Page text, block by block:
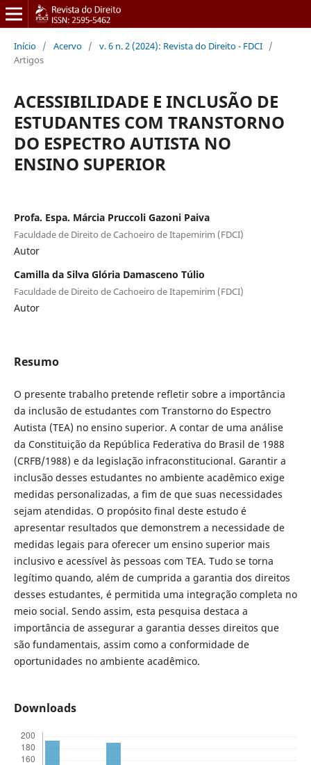
Início / Acervo / v. 6 n. 2 (2024): Revista do Direito - FDCI /
Artigos
ACESSIBILIDADE E INCLUSÃO DE
ESTUDANTES COM TRANSTORNO
DO ESPECTRO AUTISTA NO
ENSINO SUPERIOR
Profa. Espa. Márcia Pruccoli Gazoni Paiva
Faculdade de Direito de Cachoeiro de Itapemirim (FDCI)
Autor
Camilla da Silva Glória Damasceno Túlio
Faculdade de Direito de Cachoeiro de Itapemirim (FDCI)
Autor
Resumo
O presente trabalho pretende refletir sobre a importância
da inclusão de estudantes com Transtorno do Espectro
Autista (TEA) no ensino superior. A contar de uma análise
da Constituição da República Federativa do Brasil de 1988
(CRFB/1988) e da legislação infraconstitucional. Garantir a
inclusão desses estudantes no ambiente acadêmico exige
medidas personalizadas, a fim de que suas necessidades
sejam atendidas. O propósito final deste estudo é
apresentar resultados que demonstrem a necessidade de
medidas legais para oferecer um ensino superior mais
inclusivo e acessível às pessoas com TEA. Tudo se torna
legítimo quando, além de cumprida a garantia dos direitos
desses estudantes, é permitida uma integração completa no
meio social. Sendo assim, esta pesquisa destaca a
importância de assegurar a garantia desses direitos que
são fundamentais, assim como a conformidade de
oportunidades no ambiente acadêmico.
Downloads